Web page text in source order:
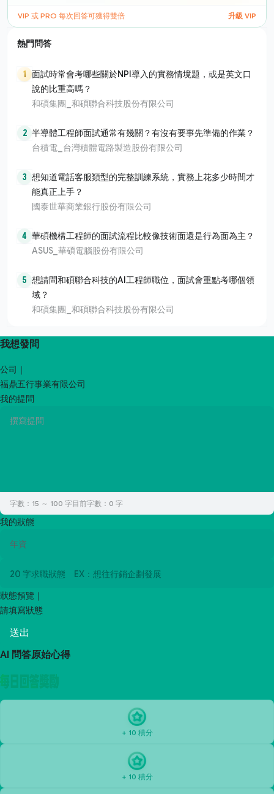
VIP 或 PRO 每次回答可獲得雙倍 升級 VIP
熱門問答
1 面試時常會考哪些關於NPI導入的實務情境題，或是英文口
說的比重高嗎？
和碩集團_和碩聯合科技股份有限公司
2 半導體工程師面試通常有幾關？有沒有要事先準備的作業？
台積電_台灣積體電路製造股份有限公司
3 想知道電話客服類型的完整訓練系統，實務上花多少時間才
能真正上手？
國泰世華商業銀行股份有限公司
4 華碩機構工程師的面試流程比較像技術面還是行為面為主？
ASUS_華碩電腦股份有限公司
5 想請問和碩聯合科技的AI工程師職位，面試會重點考哪個領
域？
和碩集團_和碩聯合科技股份有限公司
我想發問
公司｜
福鼎五行事業有限公司
我的提問
字數：15 ～ 100 字目前字數： 0 字
我的狀態
狀態預覽｜
請填寫狀態
送出
AI 問答原始心得
+ 10 積分
+ 10 積分